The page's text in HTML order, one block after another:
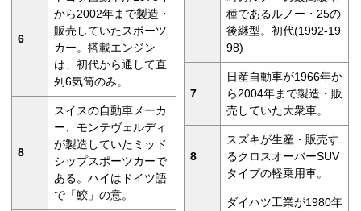
6
から2002年まで製造・
販売していたスポーツ
カー。搭載エンジン
は、初代から通して直
列6気筒のみ。
8
スイスの自動車メーカ
ー、モンテヴェルディ
が製造していたミッド
シップスポーツカーで
ある。ハイはドイツ語
で「鮫」の意。
種であるルノー・25の
後継型。初代(1992-19
98)
7
日産自動車が1966年か
ら2004年まで製造・販
売していた大衆車。
8
スズキが生産・販売す
るクロスオーバーSUV
タイプの軽乗用車。
ダイハツ工業が1980年